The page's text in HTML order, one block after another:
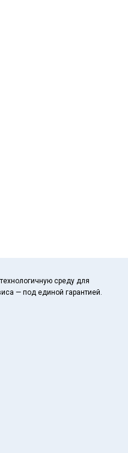
среду для
— под единой гарантией.